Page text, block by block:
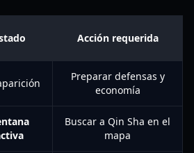
Acción requerida
Preparar defensas y
economía
Buscar a Qin Sha en el
mapa